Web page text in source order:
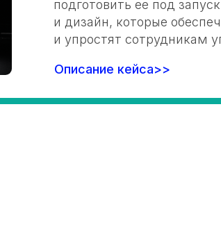
подготовить ее под
и дизайн, которые
и упростят сотрудникам
Описание кейса>>